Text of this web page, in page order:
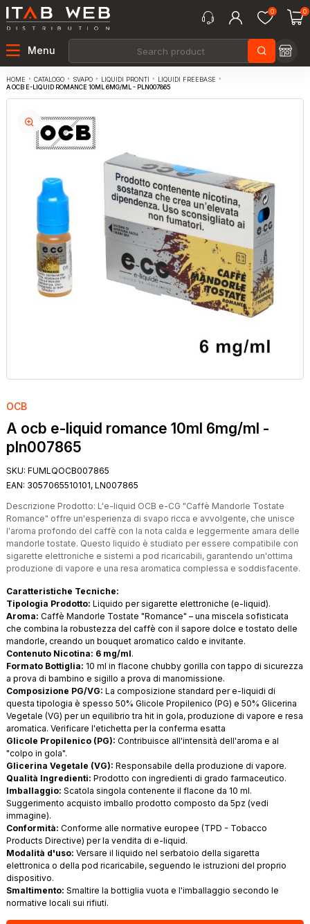
0 0
Menu
HOME CATALOGO SVAPO LIQUIDI PRONTI
LIQUIDI FREEBASE
A OCB E-LIQUID ROMANCE 10ML 6MG/ML - PLN007865
OCB
A ocb e-liquid romance 10ml 6mg/ml -
pln007865
SKU: FUMLQOCB007865
EAN: 3057065510101, LN007865
Descrizione Prodotto: L'e-liquid OCB e-CG "Caffè Mandorle Tostate
Romance" offre un'esperienza di svapo ricca e avvolgente, che unisce
l'aroma profondo del caffè con la nota calda e leggermente amara delle
mandorle tostate. Questo liquido è studiato per essere compatibile con
sigarette elettroniche e sistemi a pod ricaricabili, garantendo un'ottima
produzione di vapore e una resa aromatica complessa e soddisfacente.
Caratteristiche Tecniche:
Tipologia Prodotto: Liquido per sigarette elettroniche (e-liquid).
Aroma: Caffè Mandorle Tostate "Romance" – una miscela sofisticata
che combina la robustezza del caffè con il sapore dolce e tostato delle
mandorle, creando un bouquet aromatico caldo e invitante.
Contenuto Nicotina: 6 mg/ml.
Formato Bottiglia: 10 ml in flacone chubby gorilla con tappo di sicurezza
a prova di bambino e sigillo a prova di manomissione.
Composizione PG/VG: La composizione standard per e-liquidi di
questa tipologia è spesso 50% Glicole Propilenico (PG) e 50% Glicerina
Vegetale (VG) per un equilibrio tra hit in gola, produzione di vapore e resa
aromatica. Verificare l'etichetta per la conferma esatta
Glicole Propilenico (PG): Contribuisce all'intensità dell'aroma e al
"colpo in gola".
Glicerina Vegetale (VG): Responsabile della produzione di vapore.
Qualità Ingredienti: Prodotto con ingredienti di grado farmaceutico.
Imballaggio: Scatola singola contenente il flacone da 10 ml.
Suggerimento acquisto imballo prodotto composto da 5pz (vedi
immagine).
Conformità: Conforme alle normative europee (TPD - Tobacco
Products Directive) per la vendita di e-liquid.
Modalità d'uso: Versare il liquido nel serbatoio della sigaretta
elettronica o della pod ricaricabile, seguendo le istruzioni del proprio
dispositivo.
Smaltimento: Smaltire la bottiglia vuota e l'imballaggio secondo le
normative locali sui rifiuti.